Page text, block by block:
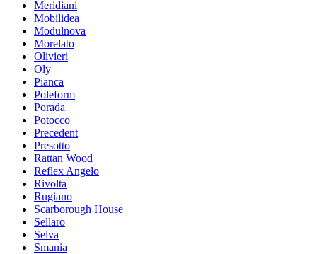
Meridiani
Mobilidea
Modulnova
Morelato
Olivieri
Oly
Pianca
Poleform
Porada
Potocco
Precedent
Presotto
Rattan Wood
Reflex Angelo
Rivolta
Rugiano
Scarborough House
Sellaro
Selva
Smania